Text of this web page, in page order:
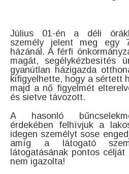
Július 01-én a déli
személy jelent meg egy
házánál. A férfi
magát, segélykézbesítés
gyanútlan házigazda
kifigyelhette, hogy a sértett
majd a nő figyelmét
és sietve távozott.
A hasonló
érdekében felhívjuk a
idegen személyt sose
amíg a látogató
látogatásának pontos
nem igazolta!